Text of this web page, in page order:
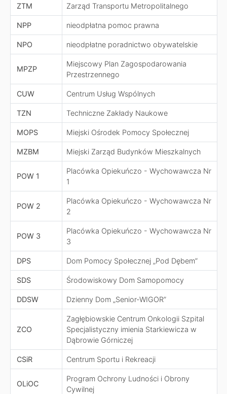
ZTM Zarząd Transportu Metropolitalnego
NPP nieodpłatna pomoc prawna
NPO nieodpłatne poradnictwo obywatelskie
MPZP
Miejscowy Plan Zagospodarowania
Przestrzennego
CUW Centrum Usług Wspólnych
TZN Techniczne Zakłady Naukowe
MOPS Miejski Ośrodek Pomocy Społecznej
MZBM Miejski Zarząd Budynków Mieszkalnych
POW 1
Placówka Opiekuńczo - Wychowawcza Nr
1
POW 2
Placówka Opiekuńczo - Wychowawcza Nr
2
POW 3
Placówka Opiekuńczo - Wychowawcza Nr
3
DPS Dom Pomocy Społecznej „Pod Dębem”
SDS Środowiskowy Dom Samopomocy
DDSW Dzienny Dom „Senior-WIGOR”
ZCO
Zagłębiowskie Centrum Onkologii Szpital
Specjalistyczny imienia Starkiewicza w
Dąbrowie Górniczej
CSiR Centrum Sportu i Rekreacji
OLiOC
Program Ochrony Ludności i Obrony
Cywilnej